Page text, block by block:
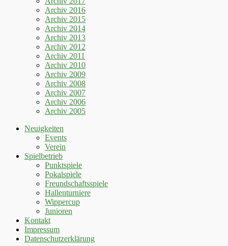
Archiv 2016
Archiv 2015
Archiv 2014
Archiv 2013
Archiv 2012
Archiv 2011
Archiv 2010
Archiv 2009
Archiv 2008
Archiv 2007
Archiv 2006
Archiv 2005
Neuigkeiten
Events
Verein
Spielbetrieb
Punktspiele
Pokalspiele
Freundschaftsspiele
Hallenturniere
Wippercup
Junioren
Kontakt
Impressum
Datenschutzerklärung